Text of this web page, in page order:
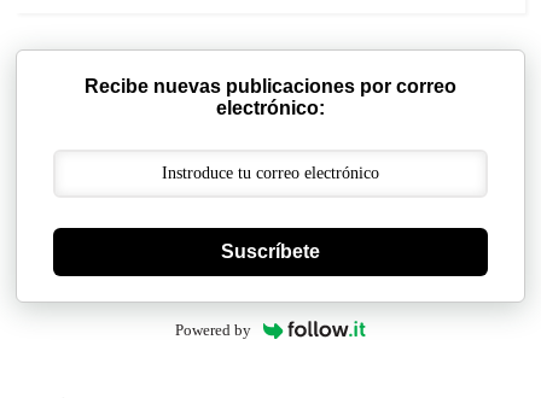
Recibe nuevas publicaciones por correo
electrónico:
Suscríbete
Powered by